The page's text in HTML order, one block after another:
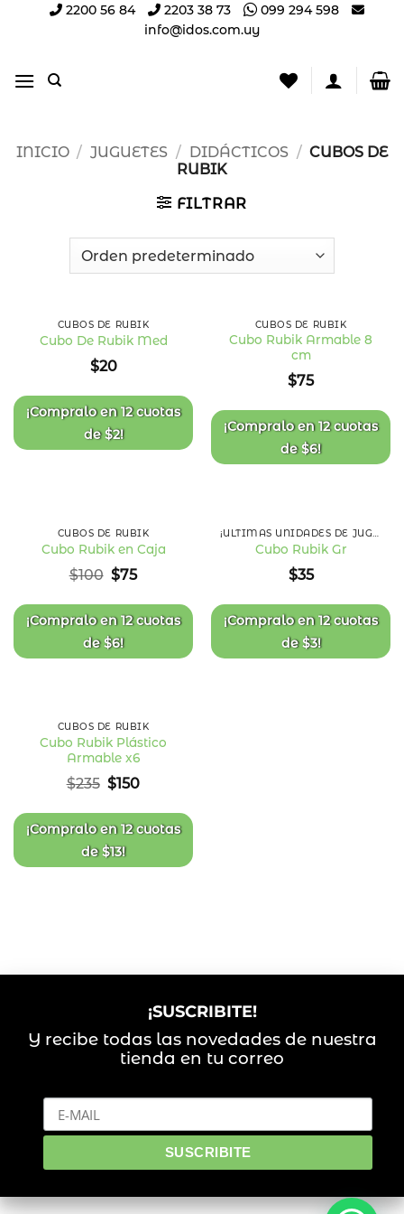
2200 56 84 2203 38 73
099 294 598
info@idos.com.uy
INICIO / JUGUETES / DIDÁCTICOS / CUBOS DE
RUBIK
FILTRAR
de
deseos
CUBOS DE RUBIK
Cubo De Rubik Med
$20
¡Compralo en12 cuotas
de$2!
CUBOS DE RUBIK
Cubo Rubik Armable 8
cm
$75
¡Compralo en12 cuotas
de$6!
de
deseos
CUBOS DE RUBIK
Cubo Rubik en Caja
$100 El
original
era:
$100.
$75El
actual
es:
$75.
¡Compralo en12 cuotas
de$6!
de
deseos
Cubo Rubik Gr
$35
¡Compralo en12 cuotas
de$3!
CUBOS DE RUBIK
Cubo Rubik Plástico
Armable x6
$235 El
original
era:
$235.
$150El
actual
es:
$150.
¡Compralo en12 cuotas
de$13!
¡SUSCRIBITE!
Y recibe todas las novedades de nuestra
tienda en tu correo